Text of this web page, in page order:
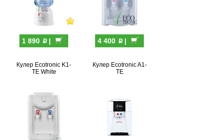
1 890 p| 4 400 p|
Кулер Ecotronic K1-
TE White
Кулер Ecotronic A1-
TE